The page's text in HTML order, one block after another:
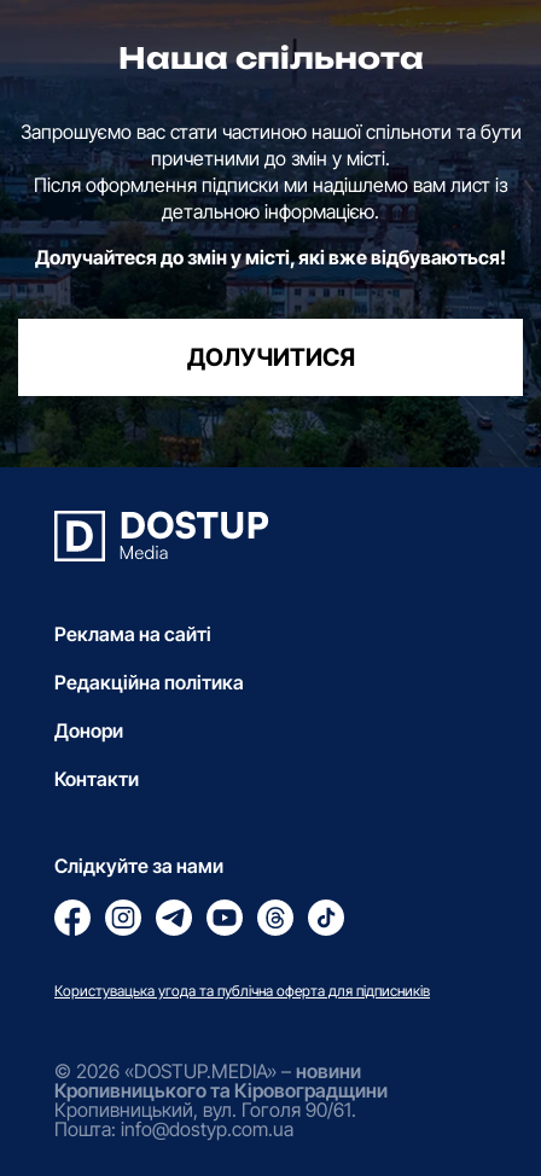
Наша спільнота
Запрошуємо вас стати частиною нашої спільноти та бути
причетними до змін у місті.
Після оформлення підписки ми надішлемо вам лист із
детальною інформацією.
Долучайтеся до змін у місті, які вже відбуваються!
ДОЛУЧИТИСЯ
Реклама на сайті
Редакційна політика
Донори
Контакти
Слідкуйте за нами
Користувацька угода та публічна оферта для підписників
© 2026 «DOSTUP.MEDIA» – новини
Кропивницького та Кіровоградщини
Кропивницький, вул. Гоголя 90/61.
Пошта: info@dostyp.com.ua